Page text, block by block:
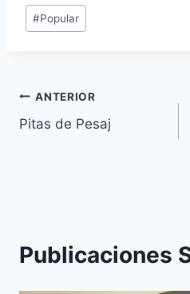
Etiquetas
de
#Popular
Navegación
de
ANTERIOR
Pitas de Pesaj
Publicaciones